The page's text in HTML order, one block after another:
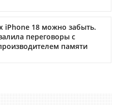
iPhone 18 можно забыть.
переговоры с
памяти